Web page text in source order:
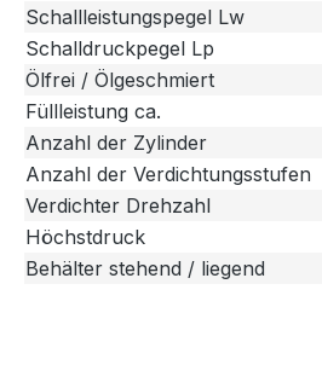
Schallleistungspegel Lw
Schalldruckpegel Lp
Ölfrei / Ölgeschmiert
Füllleistung ca.
Anzahl der Zylinder
Anzahl der Verdichtungsstufen
Verdichter Drehzahl
Höchstdruck
Behälter stehend / liegend